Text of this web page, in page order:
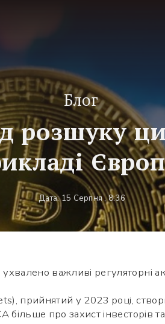
Блог
розшуку
Дата: 15 Серпня , 8:36
важливі регуляторні
прийнятий у 2023 році,
більше про захист інвесторів